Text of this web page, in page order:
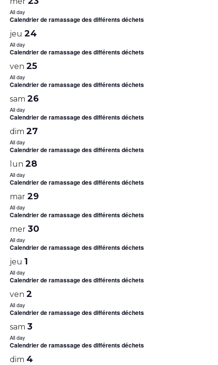
All day
Calendrier de ramassage des différents déchets
jeu 24
All day
Calendrier de ramassage des différents déchets
ven 25
All day
Calendrier de ramassage des différents déchets
sam 26
All day
Calendrier de ramassage des différents déchets
dim 27
All day
Calendrier de ramassage des différents déchets
lun 28
All day
Calendrier de ramassage des différents déchets
mar 29
All day
Calendrier de ramassage des différents déchets
mer 30
All day
Calendrier de ramassage des différents déchets
jeu 1
All day
Calendrier de ramassage des différents déchets
ven 2
All day
Calendrier de ramassage des différents déchets
sam 3
All day
Calendrier de ramassage des différents déchets
dim 4